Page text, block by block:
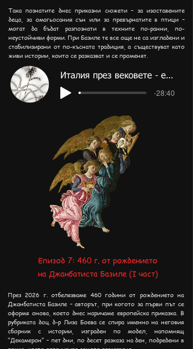
Така познатите днес приказни сюжети – за изоставените
деца, за омагьосания сън или за превърнатите в птици –
могат да бъдат разпознати в техните по-ранни, по-
неустойчиви форми. При Базиле те все още не са изгладени и
стабилизирани от по-късната традиция, а съществуват като
живи истории, които се разказват и се променят.
Италия през вековете - епизод 8
-28:40
Епизод 7: 460 г. от рождението
на Джанбатиста Базиле (I част)
През 2026 г. отбелязваме 460 години от рождението на
Джанбатиста Базиле – авторът, при когото за първи път се
оформя онова, което днес наричаме европейска приказка. В
рубриката доц. д-р Лиза Боева се спира именно на неговия
сборник с истории, изграден по модел, напомнящ
"Декамерон" – пет дни, по десет разказа на ден, подредени в